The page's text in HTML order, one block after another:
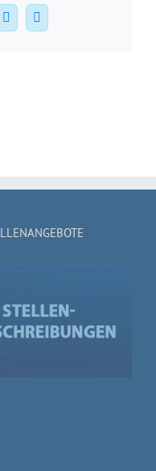
Pinterest
E-
Mail